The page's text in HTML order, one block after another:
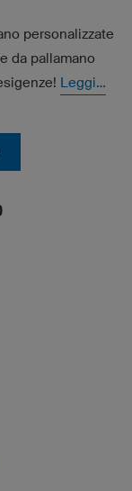
personalizzate
da pallamano
Leggi...